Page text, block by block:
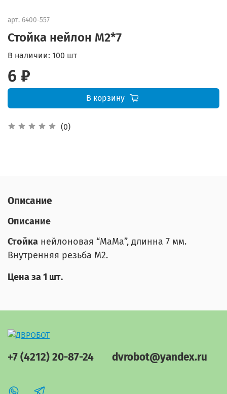
арт. 6400-557
Стойка нейлон M2*7
(0)
В наличии: 100 шт
6 ₽
В корзину
Описание
Описание
Стойка нейлоновая “МаМа”, длинна 7 мм.
Внутренняя резьба М2.
Цена за 1 шт.
+7 (4212) 20-87-24 dvrobot@yandex.ru